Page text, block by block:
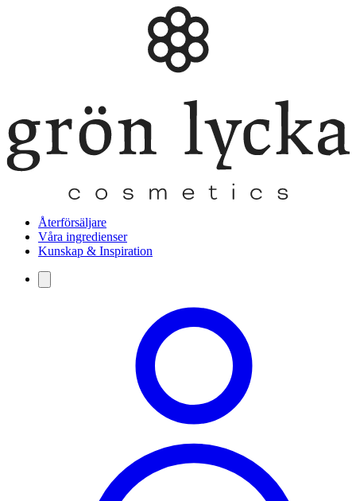
Återförsäljare
Våra ingredienser
Kunskap & Inspiration